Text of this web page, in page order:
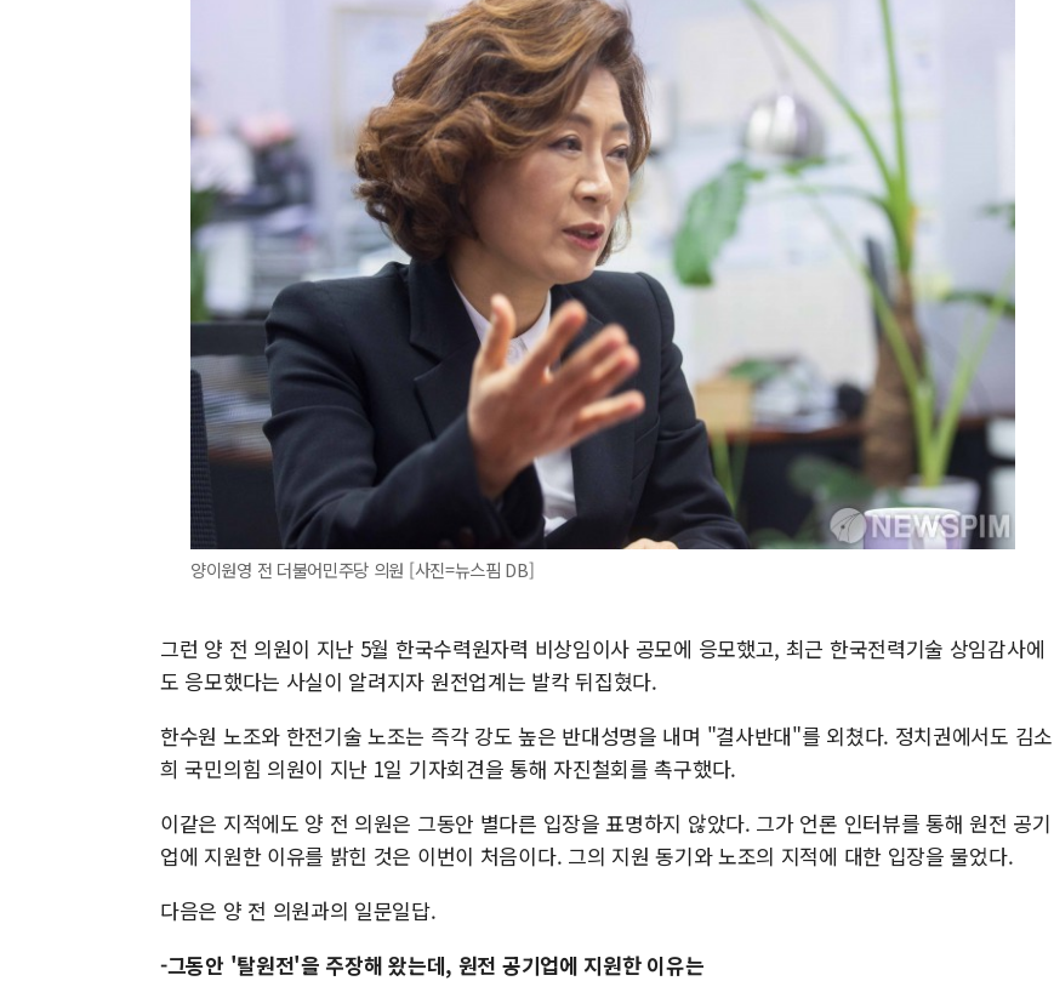
양이원영 전 더불어민주당 의원 [사진=뉴스핌 DB]
그런 양 전 의원이 지난 5월 한국수력원자력 비상임이사 공모에 응모했고, 최근 한국전력기술 상임감사에
도 응모했다는 사실이 알려지자 원전업계는 발칵 뒤집혔다.
한수원 노조와 한전기술 노조는 즉각 강도 높은 반대성명을 내며 "결사반대"를 외쳤다. 정치권에서도 김소
희 국민의힘 의원이 지난 1일 기자회견을 통해 자진철회를 촉구했다.
이같은 지적에도 양 전 의원은 그동안 별다른 입장을 표명하지 않았다. 그가 언론 인터뷰를 통해 원전 공기
업에 지원한 이유를 밝힌 것은 이번이 처음이다. 그의 지원 동기와 노조의 지적에 대한 입장을 물었다.
다음은 양 전 의원과의 일문일답.
-그동안 '탈원전'을 주장해 왔는데, 원전 공기업에 지원한 이유는